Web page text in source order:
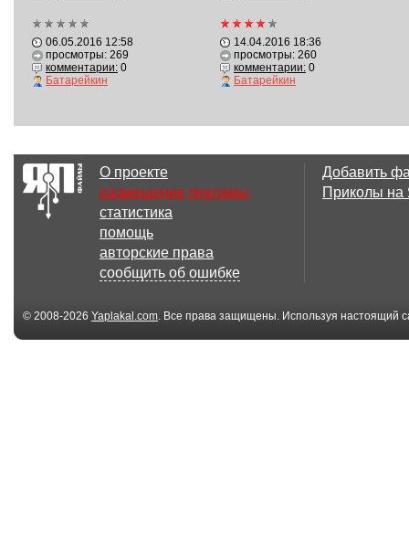
06.05.2016 12:58
просмотры: 269
комментарии:0
Батарейкин
14.04.2016 18:36
просмотры: 260
комментарии:0
Батарейкин
О проекте
размещение рекламы
статистика
помощь
авторские права
сообщить об ошибке
Добавить
Приколы
© 2008-2026 Yaplakal.com. Все права защищены. Используя настоящий